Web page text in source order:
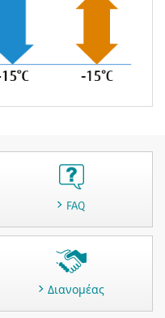
FAQ
Διανομέας